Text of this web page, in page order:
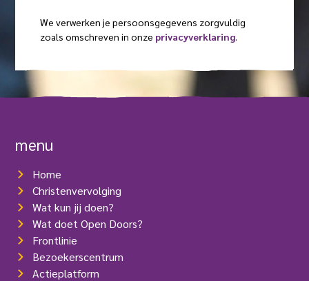
t
)
e
l
m
(
e
e
)
(
e
s
t
We verwerken je persoonsgegevens zorgvuldig
zoals omschreven in onze privacyverklaring.
menu
Home
Christenvervolging
Wat kun jij doen?
Wat doet Open Doors?
Frontlinie
Bezoekerscentrum
Actieplatform